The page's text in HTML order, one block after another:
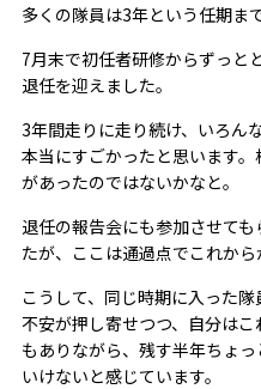
多くの隊員は3年という任期ま
7月末で初任者研修からずっと
退任を迎えました。
3年間走りに走り続け、いろん
本当にすごかったと思います
があったのではないかなと。
退任の報告会にも参加させて
たが、ここは通過点でこれから
こうして、同じ時期に入った
不安が押し寄せつつ、自分は
もありながら、残す半年ちょ
いけないと感じています。